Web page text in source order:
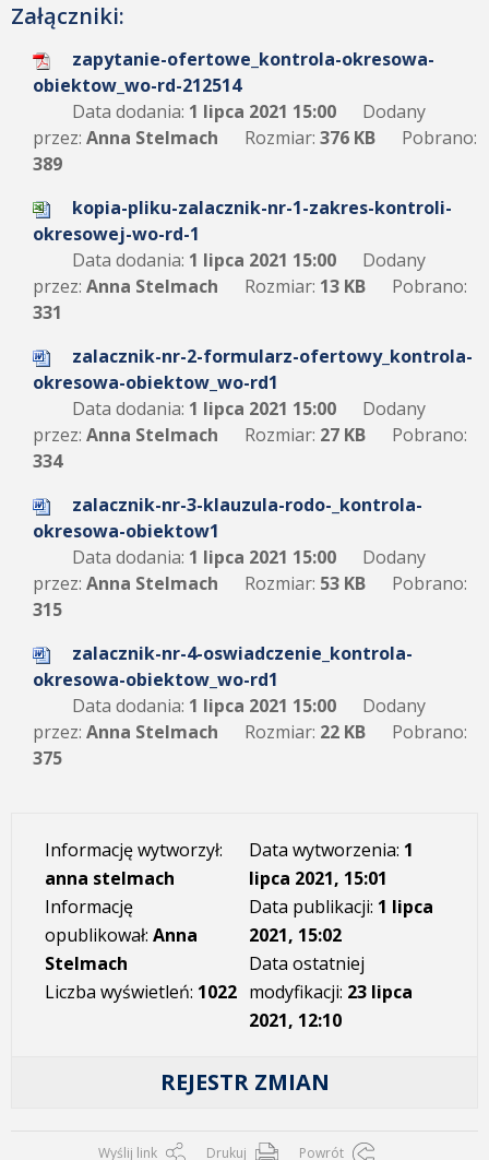
Załączniki:
zapytanie-ofertowe_kontrola-okresowa-
obiektow_wo-rd-212514
Data dodania: 1 lipca 2021 15:00
Dodany
przez: Anna Stelmach Rozmiar: 376 KB
Pobrano:
389
kopia-pliku-zalacznik-nr-1-zakres-kontroli-
okresowej-wo-rd-1
Data dodania: 1 lipca 2021 15:00
Dodany
przez: Anna Stelmach Rozmiar: 13 KB
Pobrano:
331
zalacznik-nr-2-formularz-ofertowy_kontrola-
okresowa-obiektow_wo-rd1
Data dodania: 1 lipca 2021 15:00
Dodany
przez: Anna Stelmach Rozmiar: 27 KB
Pobrano:
334
zalacznik-nr-3-klauzula-rodo-_kontrola-
okresowa-obiektow1
Data dodania: 1 lipca 2021 15:00
Dodany
przez: Anna Stelmach Rozmiar: 53 KB
Pobrano:
315
zalacznik-nr-4-oswiadczenie_kontrola-
okresowa-obiektow_wo-rd1
Data dodania: 1 lipca 2021 15:00
Dodany
przez: Anna Stelmach Rozmiar: 22 KB
Pobrano:
375
Informację wytworzył:
anna stelmach
Informację
opublikował: Anna
Stelmach
Liczba wyświetleń: 1022
Data wytworzenia: 1
lipca 2021, 15:01
Data publikacji: 1 lipca
2021, 15:02
Data ostatniej
modyfikacji: 23 lipca
2021, 12:10
REJESTR ZMIAN
Wyślij link Drukuj Powrót